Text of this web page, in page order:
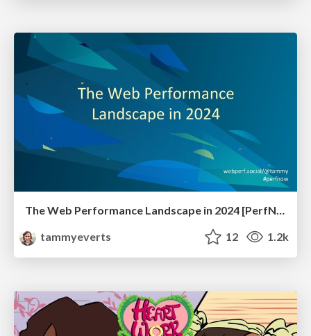
The Web Performance Landscape in 2024 [PerfNow 2024]
tammyeverts
12 1.2k